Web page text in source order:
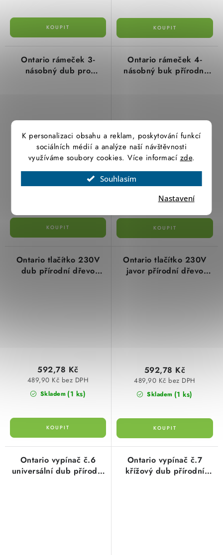
K personalizaci obsahu a reklam, poskytování funkcí
sociálních médií a analýze naší návštěvnosti
využíváme soubory cookies. Více informací zde.
Souhlasím
Nastavení
Ontario rámeček 3-
násobný dub pro
644,10 Kč bez DPH
779,36 Kč
Ontario rámeček 4-
násobný buk přírodní
Skladem
786,75 Kč bez DPH
951,97 Kč
Ontario tlačítko 230V
dub přírodní dřevo
Skladem (1 ks)
489,90 Kč bez DPH
592,78 Kč
Ontario tlačítko 230V
javor přírodní dřevo
Skladem (1 ks)
489,90 Kč bez DPH
592,78 Kč
Ontario vypínač č.6
universální dub přírodní
Ontario vypínač č.7
křížový dub přírodní